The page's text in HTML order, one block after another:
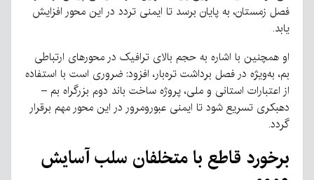
فصل زمستان، به پایان برسد تا ایمنی تردد در این محور افزایش
یابد.
او همچنین با اشاره به حجم بالای ترافیک در محورهای ارتباطی
بم، به‌ویژه در فصل برداشت تره‌بار، افزود: ضروری است با استفاده
از اعتبارات استانی و ملی، پروژه ساخت باند دوم بزرگراه بم –
دهبکری تسریع شود تا ایمنی عبورومرور در این محور مهم برقرار
گردد.
برخورد قاطع با متخلفان سلب آسایش